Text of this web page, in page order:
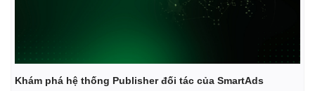
Khám phá hệ thống Publisher đối tác của SmartAds